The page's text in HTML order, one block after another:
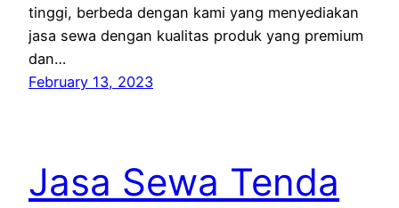
tinggi, berbeda dengan kami yang menyediakan
jasa sewa dengan kualitas produk yang premium
dan…
February 13, 2023
Jasa Sewa Tenda